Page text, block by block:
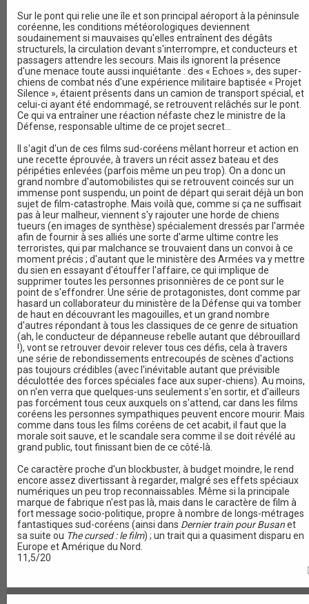
Sur le pont qui relie une île et son principal aéroport à la péninsule
coréenne, les conditions météorologiques deviennent
soudainement si mauvaises qu'elles entraînent des dégâts
structurels, la circulation devant s'interrompre, et conducteurs et
passagers attendre les secours. Mais ils ignorent la présence
d'une menace toute aussi inquiétante : des « Echoes », des super-
chiens de combat nés d'une expérience militaire baptisée « Projet
Silence », étaient présents dans un camion de transport spécial, et
celui-ci ayant été endommagé, se retrouvent relâchés sur le pont.
Ce qui va entraîner une réaction néfaste chez le ministre de la
Défense, responsable ultime de ce projet secret...
Il s'agit d'un de ces films sud-coréens mêlant horreur et action en
une recette éprouvée, à travers un récit assez bateau et des
péripéties enlevées (parfois même un peu trop). On a donc un
grand nombre d'automobilistes qui se retrouvent coincés sur un
immense pont suspendu, un point de départ qui serait déjà un bon
sujet de film-catastrophe. Mais voilà que, comme si ça ne suffisait
pas à leur malheur, viennent s'y rajouter une horde de chiens
tueurs (en images de synthèse) spécialement dressés par l'armée
afin de fournir à ses alliés une sorte d'arme ultime contre les
terroristes, qui par malchance se trouvaient dans un convoi à ce
moment précis ; d'autant que le ministère des Armées va y mettre
du sien en essayant d'étouffer l'affaire, ce qui implique de
supprimer toutes les personnes prisonnières de ce pont sur le
point de s'effondrer. Une série de protagonistes, dont comme par
hasard un collaborateur du ministère de la Défense qui va tomber
de haut en découvrant les magouilles, et un grand nombre
d'autres répondant à tous les classiques de ce genre de situation
(ah, le conducteur de dépanneuse rebelle autant que débrouillard
!), vont se retrouver devoir relever tous ces défis, cela à travers
une série de rebondissements entrecoupés de scènes d'actions
pas toujours crédibles (avec l'inévitable autant que prévisible
déculottée des forces spéciales face aux super-chiens). Au moins,
on n'en verra que quelques-uns seulement s'en sortir, et d'ailleurs
pas forcément tous ceux auxquels on s'attend, car dans les films
coréens les personnes sympathiques peuvent encore mourir. Mais
comme dans tous les films coréens de cet acabit, il faut que la
morale soit sauve, et le scandale sera comme il se doit révélé au
grand public, tout finissant bien de ce côté-là.
Ce caractère proche d'un blockbuster, à budget moindre, le rend
encore assez divertissant à regarder, malgré ses effets spéciaux
numériques un peu trop reconnaissables. Même si la principale
marque de fabrique n'est pas là, mais dans le caractère de film à
fort message socio-politique, propre à nombre de longs-métrages
fantastiques sud-coréens (ainsi dans Dernier train pour Busanet
sa suite ou The cursed : le film) ; un trait qui a quasiment disparu en
Europe et Amérique du Nord.
11,5/20